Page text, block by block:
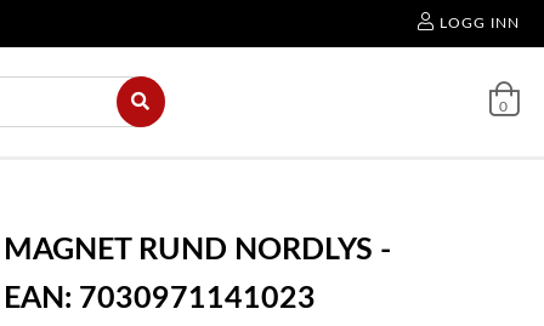
LOGG INN
0
MAGNET RUND NORDLYS -
EAN: 7030971141023